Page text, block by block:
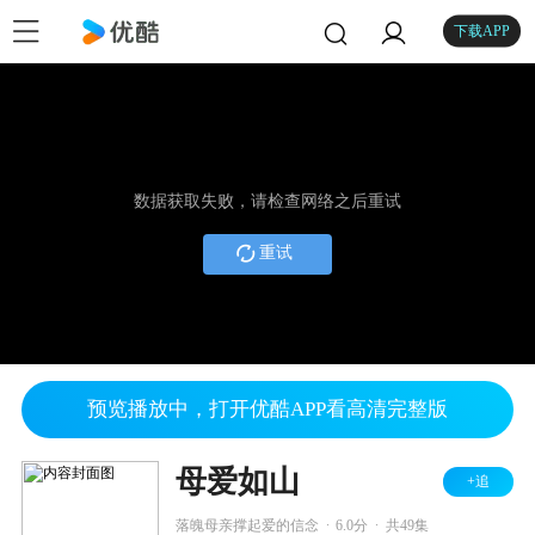
下载APP
数据获取失败，请检查网络之后重试
重试
预览播放中，打开优酷APP看高清完整版
母爱如山 +追
落魄母亲撑起爱的信念 6.0分 共49集